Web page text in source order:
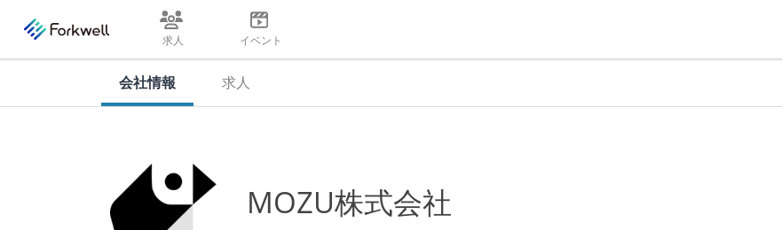
求人 イベント
会社情報 求人
MOZU株式会社